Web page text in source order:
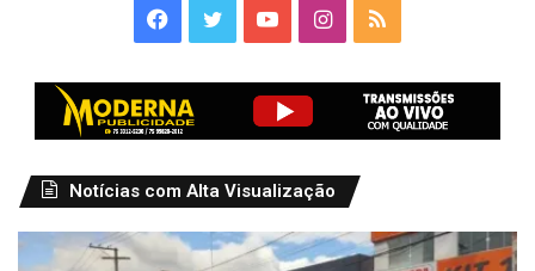
Facebook
TwitterYouTubeInstagram
RSS
Notícias com Alta Visualização